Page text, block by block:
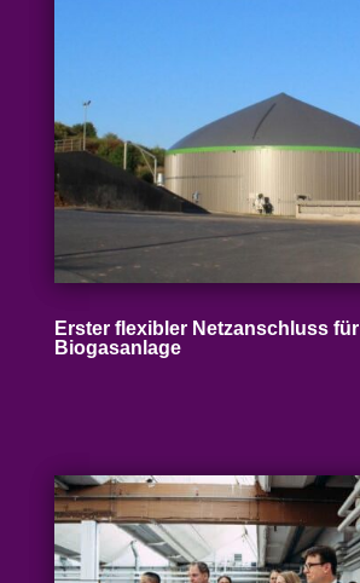
Erster flexibler Netz­an­schluss für
Biogasanlage